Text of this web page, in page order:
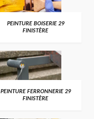
PEINTURE BOISERIE 29
FINISTÈRE
PEINTURE FERRONNERIE 29
FINISTÈRE